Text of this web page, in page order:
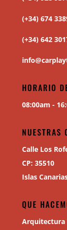
(+34) 674
(+34) 642
HORARIO
08:00am -
NUESTRAS
Calle Los
CP: 35510
Islas
QUE
Arquitectura